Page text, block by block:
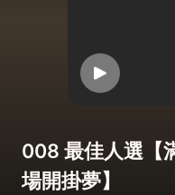
008 最佳人選【
場開掛夢】